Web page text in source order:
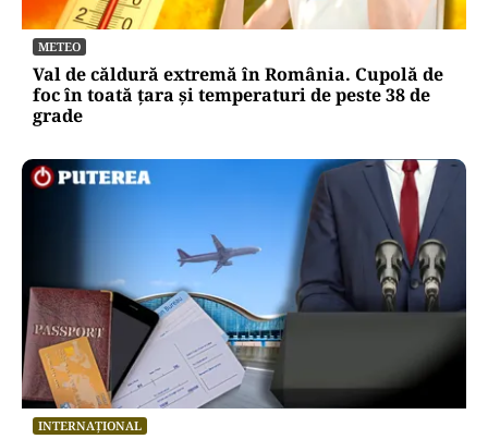
METEO
Val de căldură extremă în România. Cupolă de
foc în toată țara și temperaturi de peste 38 de
grade
INTERNAȚIONAL